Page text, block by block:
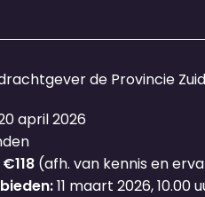
de Provincie
april 2026
(afh. van kennis en
11 maart 2026, 10.00